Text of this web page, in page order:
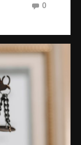
0